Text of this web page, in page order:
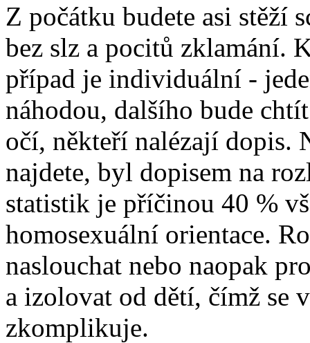
Z počátku budete asi stěží
bez slz a pocitů zklamání.
případ je individuální -
náhodou, dalšího bude
očí, někteří nalézají dopis.
najdete, byl dopisem na
statistik je příčinou 40 %
homosexuální orientace.
naslouchat nebo naopak
a izolovat od dětí, čímž se
zkomplikuje.